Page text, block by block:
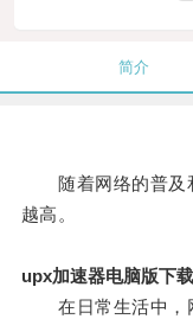
简介
随着网络的普及
越高。
upx加速器电脑版下载
在日常生活中，